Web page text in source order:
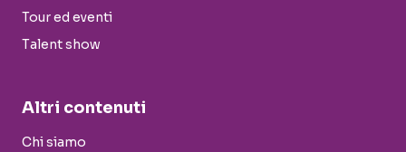
Tour ed eventi
Talent show
Altri contenuti
Chi siamo